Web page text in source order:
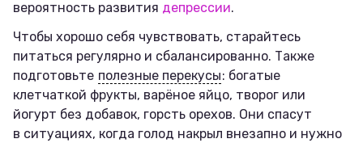
вероятность развития депрессии.
Чтобы хорошо себя чувствовать, старайтесь
питаться регулярно и сбалансированно. Также
подготовьте полезные перекусы: богатые
клетчаткой фрукты, варёное яйцо, творог или
йогурт без добавок, горсть орехов. Они спасут
в ситуациях, когда голод накрыл внезапно и нужно